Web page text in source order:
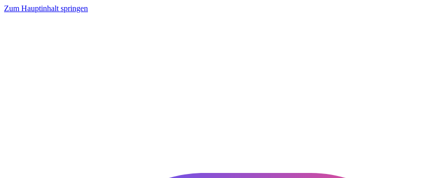
Zum Hauptinhalt springen